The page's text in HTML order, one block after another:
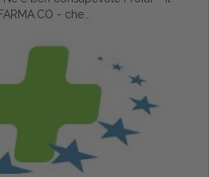
- che...